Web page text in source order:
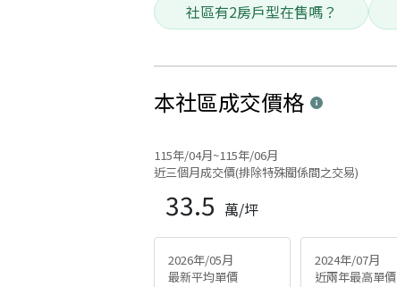
社區有2房戶型在售嗎？
本社區成交價格
115年/04月~115年/06月
近三個月成交價(排除特殊關係間之交易)
33.5 萬/坪
2026年/05月
最新平均單價
2024年/07月
近兩年最高單價